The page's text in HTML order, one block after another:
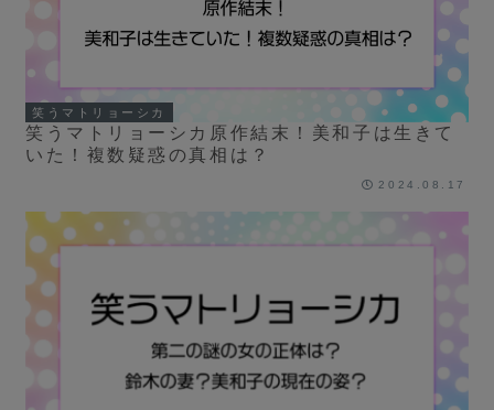
笑うマトリョーシカ
笑うマトリョーシカ原作結末！美和子は生きて
いた！複数疑惑の真相は？
2024.08.17